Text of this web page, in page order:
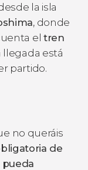
la isla
, donde
el tren
llegada está
partido.
no queráis
de